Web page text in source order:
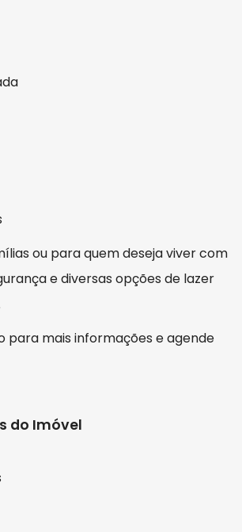
ou para quem deseja viver com
e diversas opções de lazer
para mais informações e agende
do Imóvel